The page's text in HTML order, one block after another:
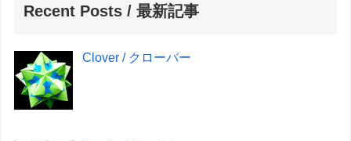
Recent Posts / 最新記事
Clover / クローバー